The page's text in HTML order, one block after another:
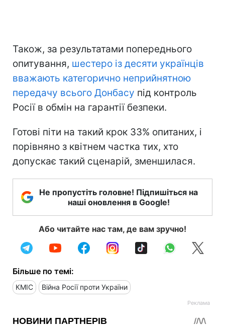
Також, за результатами попереднього
опитування, шестеро із десяти українців
вважають категорично неприйнятною
передачу всього Донбасу під контроль
Росії в обмін на гарантії безпеки.
Готові піти на такий крок 33% опитаних, і
порівняно з квітнем частка тих, хто
допускає такий сценарій, зменшилася.
Не пропустіть головне! Підпишіться на
наші оновлення в Google!
Або читайте нас там, де вам зручно!
Більше по темі:
КМІС Війна Росії проти України